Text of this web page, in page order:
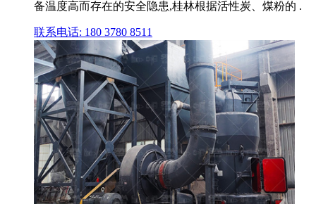
备温度高而存在的安全隐患,桂林根据活性炭、煤粉的 .
联系电话: 180 3780 8511